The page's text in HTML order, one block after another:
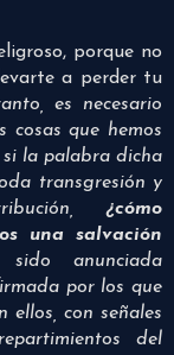
porque no
a perder tu
es necesario
cosas que hemos
si la palabra dicha
transgresión y
¿cómo
una salvación
anunciada
por los que
ellos, con señales
del